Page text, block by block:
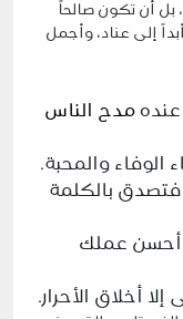
بل أن تكون صالحاً
إلى عناد، وأجمل
عنده مدح الناس
الوفاء والمحبة.
فتصدق بالكلمة
أحسن عملك
إلا أخلاق الأحرار.